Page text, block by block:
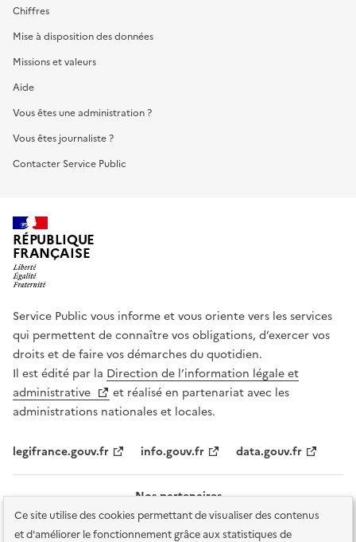
Ce site utilise des cookies permettant de visualiser des contenus
et d'améliorer le fonctionnement grâce aux statistiques de
Chiffres
Mise à disposition des données
Missions et valeurs
Aide
Vous êtes une administration ?
Vous êtes journaliste ?
Contacter Service Public
RÉPUBLIQUE
FRANÇAISE
Service Public vous informe et vous oriente vers les services
qui permettent de connaître vos obligations, d’exercer vos
droits et de faire vos démarches du quotidien.
Il est édité par la Direction de l’information légale et
administrative
et réalisé en partenariat avec les
administrations nationales et locales.
legifrance.gouv.fr info.gouv.fr data.gouv.fr
Nos partenaires